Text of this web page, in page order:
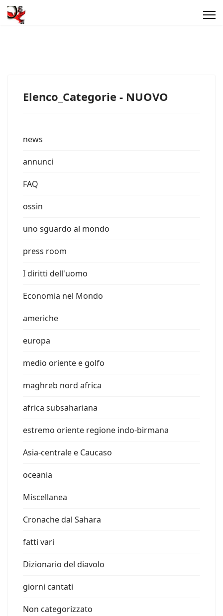
Elenco_Categorie - NUOVO
news
annunci
FAQ
ossin
uno sguardo al mondo
press room
I diritti dell'uomo
Economia nel Mondo
americhe
europa
medio oriente e golfo
maghreb nord africa
africa subsahariana
estremo oriente regione indo-birmana
Asia-centrale e Caucaso
oceania
Miscellanea
Cronache dal Sahara
fatti vari
Dizionario del diavolo
giorni cantati
Non categorizzato